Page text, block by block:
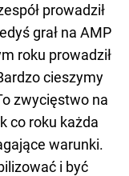
prowadził
grał na AMP
roku prowadził
cieszymy
zwycięstwo na
co roku każda
warunki.
i być